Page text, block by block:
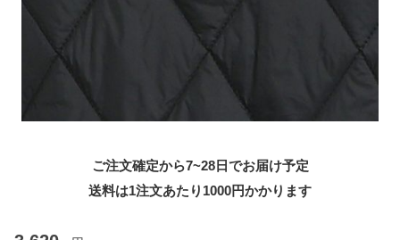
ご注文確定から7~28日でお届け予定
送料は1注文あたり 1000円かかります